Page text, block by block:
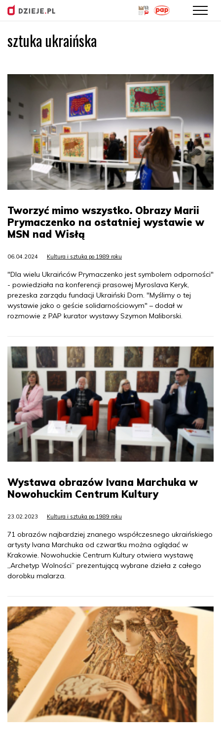
sztuka ukraińska
Tworzyć mimo wszystko. Obrazy Marii
Prymaczenko na ostatniej wystawie w
MSN nad Wisłą
06.04.2024 Kultura i sztuka po 1989 roku
"Dla wielu Ukraińców Prymaczenko jest symbolem odporności"
- powiedziała na konferencji prasowej Myroslava Keryk,
prezeska zarządu fundacji Ukraiński Dom. "Myślimy o tej
wystawie jako o geście solidarnościowym" – dodał w
rozmowie z PAP kurator wystawy Szymon Maliborski.
Wystawa obrazów Ivana Marchuka w
Nowohuckim Centrum Kultury
23.02.2023 Kultura i sztuka po 1989 roku
71 obrazów najbardziej znanego współczesnego ukraińskiego
artysty Ivana Marchuka od czwartku można oglądać w
Krakowie. Nowohuckie Centrum Kultury otwiera wystawę
„Archetyp Wolności” prezentującą wybrane dzieła z całego
dorobku malarza.